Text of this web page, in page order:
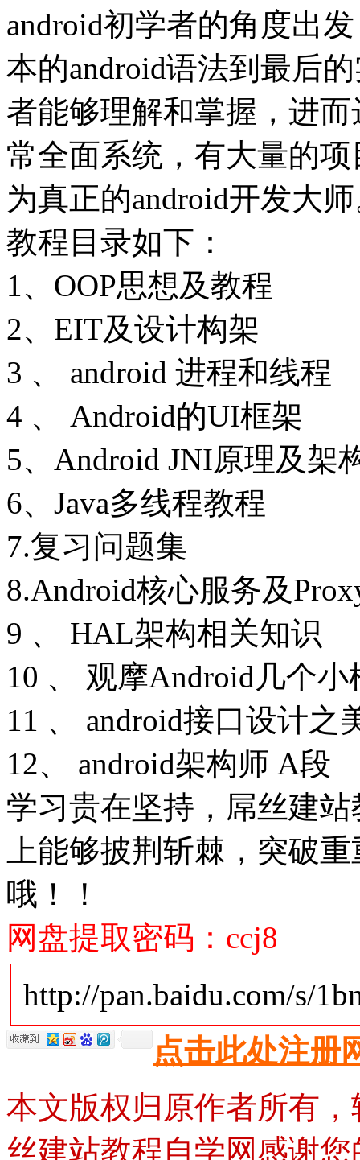
android初学者的角度出
本的android语法到最后
者能够理解和掌握，进
常全面系统，有大量的
为真正的android开发大
教程目录如下：
1、OOP思想及教程
2、EIT及设计构架
3 、 android 进程和线程
4 、 Android的UI框架
5、Android JNI原理及架
6、Java多线程教程
7.复习问题集
8.Android核心服务及
9 、 HAL架构相关知识
10 、 观摩Android几个
11 、 android接口设计之
12、 android架构师 A段
学习贵在坚持，屌丝建
上能够披荆斩棘，突破
哦！！
网盘提取密码：ccj8
http://pan.baidu.com/s/
点击此处注册
本文版权归原作者所有
丝建站教程自学网感谢